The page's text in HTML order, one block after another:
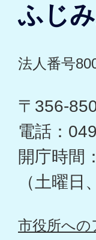
ふじ
法人番号
〒356-
電話：
開庁時間
（土曜
市役所への